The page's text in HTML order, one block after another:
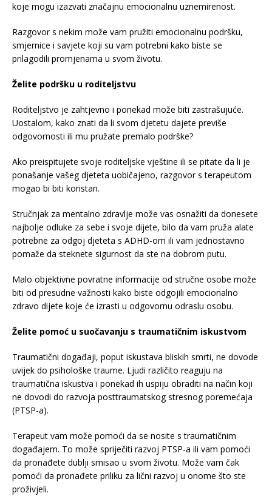
koje mogu izazvati značajnu emocionalnu uznemirenost.
Razgovor s nekim može vam pružiti emocionalnu podršku,
smjernice i savjete koji su vam potrebni kako biste se
prilagodili promjenama u svom životu.
Želite podršku u roditeljstvu
Roditeljstvo je zahtjevno i ponekad može biti zastrašujuće.
Uostalom, kako znati da li svom djetetu dajete previše
odgovornosti ili mu pružate premalo podrške?
Ako preispitujete svoje roditeljske vještine ili se pitate da li je
ponašanje vašeg djeteta uobičajeno, razgovor s terapeutom
mogao bi biti koristan.
Stručnjak za mentalno zdravlje može vas osnažiti da donesete
najbolje odluke za sebe i svoje dijete, bilo da vam pruža alate
potrebne za odgoj djeteta s ADHD-om ili vam jednostavno
pomaže da steknete sigurnost da ste na dobrom putu.
Malo objektivne povratne informacije od stručne osobe može
biti od presudne važnosti kako biste odgojili emocionalno
zdravo dijete koje će izrasti u odgovornu odraslu osobu.
Želite pomoć u suočavanju s traumatičnim iskustvom
Traumatični događaji, poput iskustava bliskih smrti, ne dovode
uvijek do psihološke traume. Ljudi različito reaguju na
traumatična iskustva i ponekad ih uspiju obraditi na način koji
ne dovodi do razvoja posttraumatskog stresnog poremećaja
(PTSP-a).
Terapeut vam može pomoći da se nosite s traumatičnim
događajem. To može spriječiti razvoj PTSP-a ili vam pomoći
da pronađete dublji smisao u svom životu. Može vam čak
pomoći da pronađete priliku za lični razvoj u onome što ste
proživjeli.